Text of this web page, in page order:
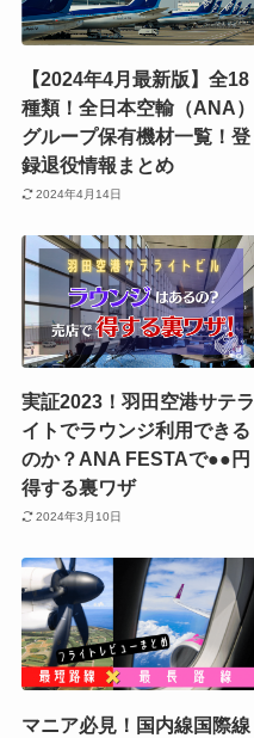
【2024年4月最新版】全18
種類！全日本空輸（ANA）
グループ保有機材一覧！登
録退役情報まとめ
2024年4月14日
実証2023！羽田空港サテラ
イトでラウンジ利用できる
のか？ANA FESTAで●●円
得する裏ワザ
2024年3月10日
マニア必見！国内線国際線